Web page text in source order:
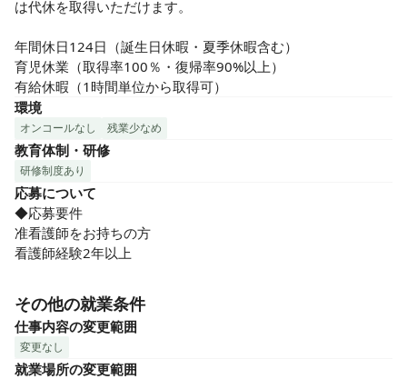
は代休を取得いただけます。
年間休日124日（誕生日休暇・夏季休暇含む）
育児休業（取得率100％・復帰率90%以上）
有給休暇（1時間単位から取得可）
環境
オンコールなし 残業少なめ
教育体制・研修
研修制度あり
応募について
◆応募要件
准看護師をお持ちの方
看護師経験2年以上
その他の就業条件
仕事内容の変更範囲
変更なし
就業場所の変更範囲